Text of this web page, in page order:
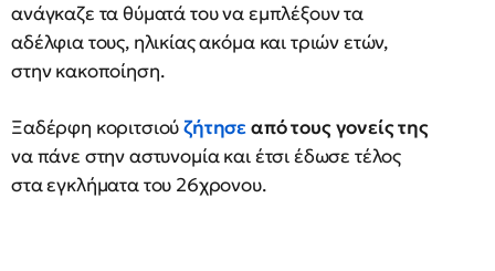
ανάγκαζε τα θύματά του να εμπλέξουν τα
αδέλφια τους, ηλικίας ακόμα και τριών ετών,
στην κακοποίηση.
Ξαδέρφη κοριτσιούζήτησεαπό τους γονείς της
να πάνε στην αστυνομία και έτσι έδωσε τέλος
στα εγκλήματα του 26χρονου.